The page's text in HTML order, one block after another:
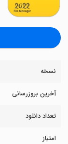
نسخه
آخرین بروزرسانی
تعداد دانلود
امتیاز